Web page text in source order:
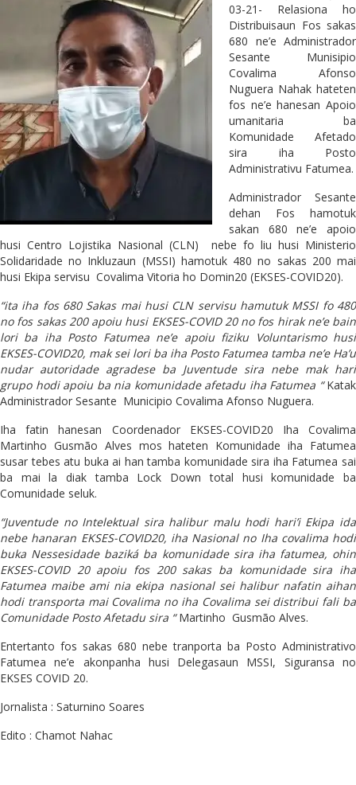
03-21- Relasiona ho
Distribuisaun Fos sakas
680 ne’e Administrador
Sesante Munisipio
Covalima Afonso
Nuguera Nahak hateten
fos ne’e hanesan Apoio
umanitaria ba
Komunidade Afetado
sira iha Posto
Administrativu Fatumea.
Administrador Sesante
dehan Fos hamotuk
sakan 680 ne’e apoio
husi Centro Lojistika Nasional (CLN) nebe fo liu husi Ministerio
Solidaridade no Inkluzaun (MSSI) hamotuk 480 no sakas 200 mai
husi Ekipa servisu Covalima Vitoria ho Domin20 (EKSES-COVID20).
“ita iha fos 680 Sakas mai husi CLN servisu hamutuk MSSI fo 480
no fos sakas 200 apoiu husi EKSES-COVID 20 no fos hirak ne’e bain
lori ba iha Posto Fatumea ne’e apoiu fiziku Voluntarismo husi
EKSES-COVID20, mak sei lori ba iha Posto Fatumea tamba ne’e Ha’u
nudar autoridade agradese ba Juventude sira nebe mak hari
grupo hodi apoiu ba nia komunidade afetadu iha Fatumea “Katak
Administrador Sesante Municipio Covalima Afonso Nuguera.
Iha fatin hanesan Coordenador EKSES-COVID20 Iha Covalima
Martinho Gusmão Alves mos hateten Komunidade iha Fatumea
susar tebes atu buka ai han tamba komunidade sira iha Fatumea sai
ba mai la diak tamba Lock Down total husi komunidade ba
Comunidade seluk.
“Juventude no Intelektual sira halibur malu hodi hari’i Ekipa ida
nebe hanaran EKSES-COVID20, iha Nasional no Iha covalima hodi
buka Nessesidade baziká ba komunidade sira iha fatumea, ohin
EKSES-COVID 20 apoiu fos 200 sakas ba komunidade sira iha
Fatumea maibe ami nia ekipa nasional sei halibur nafatin aihan
hodi transporta mai Covalima no iha Covalima sei distribui fali ba
Comunidade Posto Afetadu sira “Martinho Gusmão Alves.
Entertanto fos sakas 680 nebe tranporta ba Posto Administrativo
Fatumea ne’e akonpanha husi Delegasaun MSSI, Siguransa no
EKSES COVID 20.
Jornalista : Saturnino Soares
Edito : Chamot Nahac